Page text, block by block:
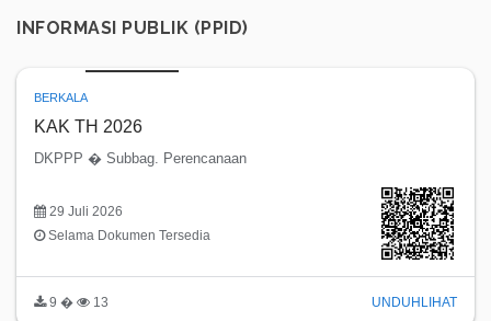
INFORMASI PUBLIK (PPID)
BERKALA
KAK TH 2026
DKPPP � Subbag. Perencanaan
29 Juli 2026
Selama Dokumen Tersedia
9 � 13 UNDUH LIHAT